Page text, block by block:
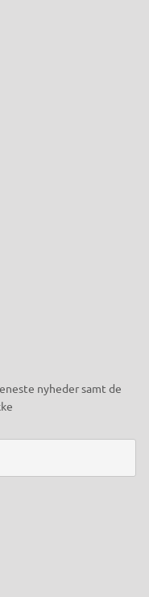
nyheder samt de